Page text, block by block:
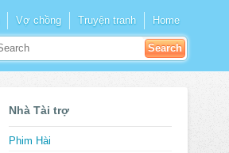
Vợ chồng Truyện tranh Home
Nhà Tài trợ
Phim Hài